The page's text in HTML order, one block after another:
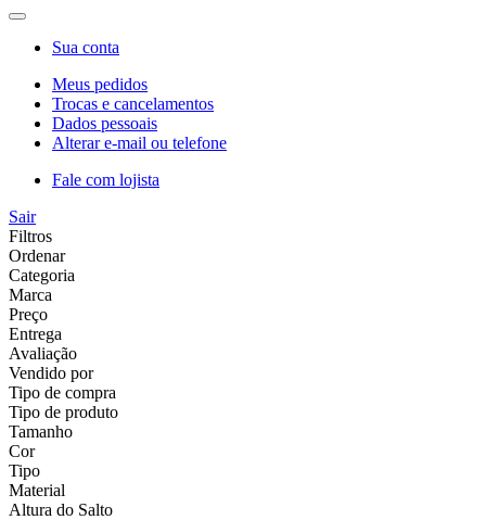
Sua conta
Meus pedidos
Trocas e cancelamentos
Dados pessoais
Alterar e-mail ou telefone
Fale com lojista
Sair
Filtros
Ordenar
Categoria
Marca
Preço
Entrega
Avaliação
Vendido por
Tipo de compra
Tipo de produto
Tamanho
Cor
Tipo
Material
Altura do Salto